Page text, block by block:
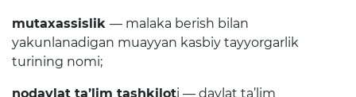
Galereya
Videogalereya
Axborot xizmati
mutaxassislik — malaka berish bilan
yakunlanadigan muayyan kasbiy tayyorgarlik
turining nomi;
nodavlat ta’lim tashkiloti — davlat ta’lim